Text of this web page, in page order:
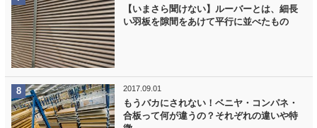
【いまさら聞けない】ルーバーとは、細長
い羽板を隙間をあけて平行に並べたもの
2017.09.01
もうバカにされない！ベニヤ・コンパネ・
合板って何が違うの？それぞれの違いや特